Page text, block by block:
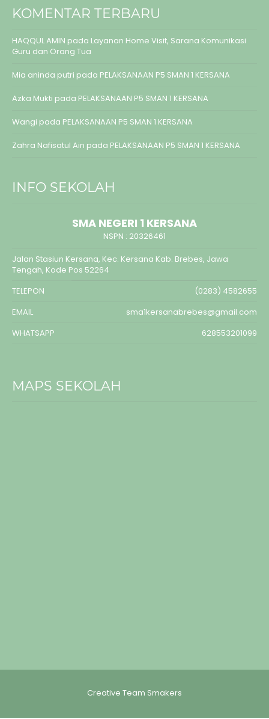
KOMENTAR TERBARU
HAQQUL AMIN pada Layanan Home Visit, Sarana Komunikasi
Guru dan Orang Tua
Mia aninda putri pada PELAKSANAAN P5 SMAN 1 KERSANA
Azka Mukti pada PELAKSANAAN P5 SMAN 1 KERSANA
Wangi pada PELAKSANAAN P5 SMAN 1 KERSANA
Zahra Nafisatul Ain pada PELAKSANAAN P5 SMAN 1 KERSANA
INFO SEKOLAH
SMA NEGERI 1 KERSANA
NSPN : 20326461
Jalan Stasiun Kersana, Kec. Kersana Kab. Brebes, Jawa
Tengah, Kode Pos 52264
TELEPON
(0283) 4582655
EMAIL
sma1kersanabrebes@gmail.com
WHATSAPP
628553201099
MAPS SEKOLAH
Creative Team Smakers